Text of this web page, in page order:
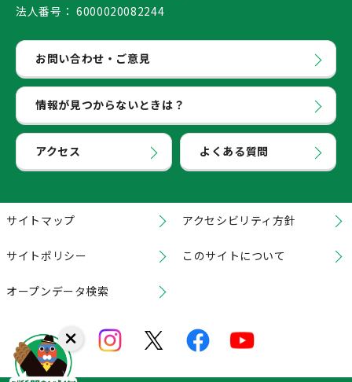
法人番号： 6000020082244
お問い合わせ・ご意見
情報が見つからないときは？
アクセス よくある質問
サイトマップ アクセシビリティ方針
サイトポリシー このサイトについて
オープンデータ検索